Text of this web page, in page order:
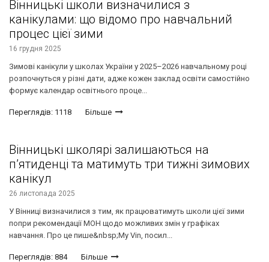
Вінницькі школи визначилися з
канікулами: що відомо про навчальний
процес цієї зими
16 грудня 2025
Зимові канікули у школах України у 2025–2026 навчальному році
розпочнуться у різні дати, адже кожен заклад освіти самостійно
формує календар освітнього проце...
Переглядів: 1118 Більше
Вінницькі школярі залишаються на
п’ятиденці та матимуть три тижні зимових
канікул
26 листопада 2025
У Вінниці визначилися з тим, як працюватимуть школи цієї зими
попри рекомендації МОН щодо можливих змін у графіках
навчання. Про це пише&nbsp;My Vin, посил...
Переглядів: 884 Більше